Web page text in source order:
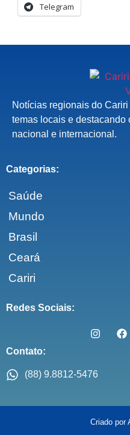
Telegram
Notícias regionais do
temas locais e destacando
nacional e internacional.
Categorias:
Saúde
Mundo
Brasil
Ceará
Cariri
Redes Sociais:
Contato:
(88) 9.8812-5476
Criado por